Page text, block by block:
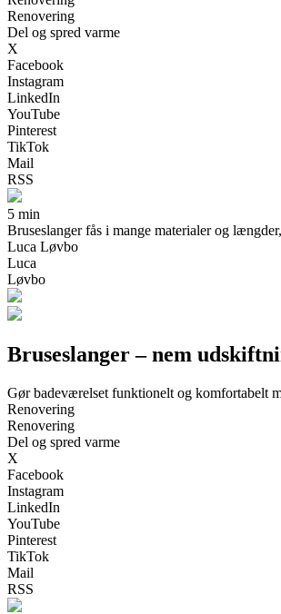
Renovering
Del og spred varme
X
Facebook
Instagram
LinkedIn
YouTube
Pinterest
TikTok
Mail
RSS
5 min
Bruseslanger fås i mange materialer og
Luca Løvbo
Luca
Løvbo
Bruseslanger – nem
Gør badeværelset funktionelt og komfortabelt
Renovering
Renovering
Del og spred varme
X
Facebook
Instagram
LinkedIn
YouTube
Pinterest
TikTok
Mail
RSS